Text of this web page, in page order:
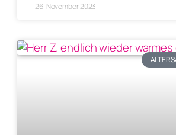
26. November 2023